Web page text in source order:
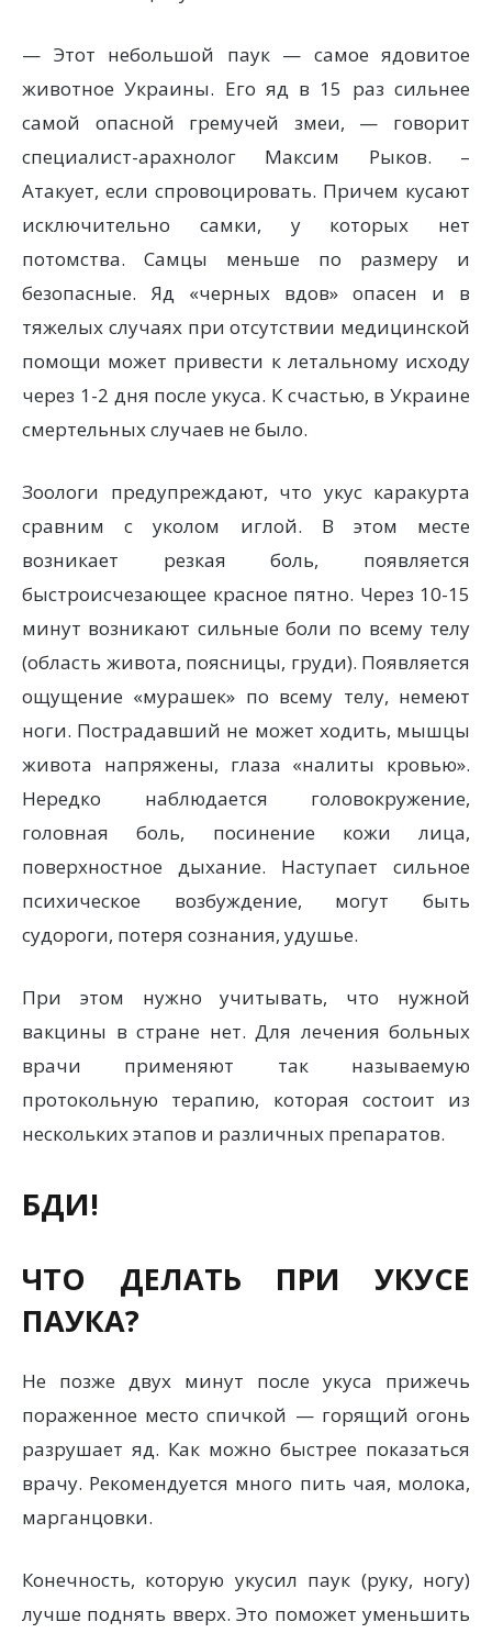
— Этот небольшой паук — самое ядовитое
животное Украины. Его яд в 15 раз сильнее
самой опасной гремучей змеи, — говорит
специалист-арахнолог Максим Рыков. –
Атакует, если спровоцировать. Причем кусают
исключительно самки, у которых нет
потомства. Самцы меньше по размеру и
безопасные. Яд «черных вдов» опасен и в
тяжелых случаях при отсутствии медицинской
помощи может привести к летальному исходу
через 1-2 дня после укуса. К счастью, в Украине
смертельных случаев не было.
Зоологи предупреждают, что укус каракурта
сравним с уколом иглой. В этом месте
возникает резкая боль, появляется
быстроисчезающее красное пятно. Через 10-15
минут возникают сильные боли по всему телу
(область живота, поясницы, груди). Появляется
ощущение «мурашек» по всему телу, немеют
ноги. Пострадавший не может ходить, мышцы
живота напряжены, глаза «налиты кровью».
Нередко наблюдается головокружение,
головная боль, посинение кожи лица,
поверхностное дыхание. Наступает сильное
психическое возбуждение, могут быть
судороги, потеря сознания, удушье.
При этом нужно учитывать, что нужной
вакцины в стране нет. Для лечения больных
врачи применяют так называемую
протокольную терапию, которая состоит из
нескольких этапов и различных препаратов.
БДИ!
ЧТО ДЕЛАТЬ ПРИ УКУСЕ
ПАУКА?
Не позже двух минут после укуса прижечь
пораженное место спичкой — горящий огонь
разрушает яд. Как можно быстрее показаться
врачу. Рекомендуется много пить чая, молока,
марганцовки.
Конечность, которую укусил паук (руку, ногу)
лучше поднять вверх. Это поможет уменьшить